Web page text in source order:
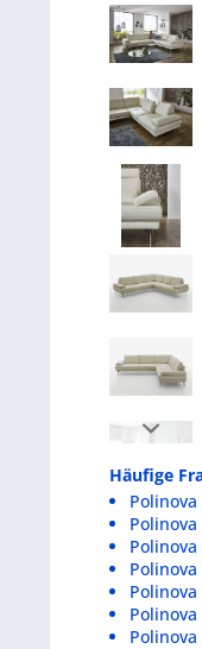
Häufige
Polinova
Polinova
Polinova
Polinova
Polinova
Polinova
Polinova